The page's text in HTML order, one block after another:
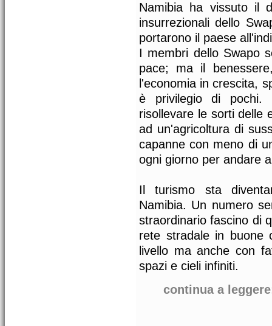
Namibia ha vissuto il
insurrezionali dello
portarono il paese
I membri dello Swapo
pace; ma il
l'economia in crescita,
è privilegio di pochi.
risollevare le sorti delle
ad un'agricoltura di
capanne con meno di
ogni giorno per andare
Il turismo sta
Namibia. Un numero
straordinario fascino di
rete stradale in buone
livello ma anche con
spazi e cieli infiniti.
continua a